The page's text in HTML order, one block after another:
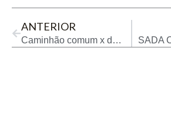
ANTERIOR
Caminhão comum x de corrida: o que muda nas pistas?